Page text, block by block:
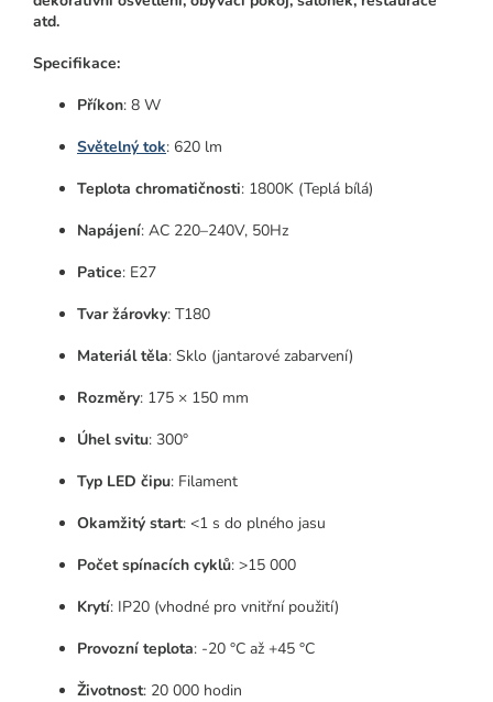
atd.
Specifikace:
Příkon: 8 W
Světelný tok: 620 lm
Teplota chromatičnosti: 1800K (Teplá bílá)
Napájení: AC 220–240V, 50Hz
Patice: E27
Tvar žárovky: T180
Materiál těla: Sklo (jantarové zabarvení)
Rozměry: 175 × 150 mm
Úhel svitu: 300°
Typ LED čipu: Filament
Okamžitý start: <1 s do plného jasu
Počet spínacích cyklů: >15 000
Krytí: IP20 (vhodné pro vnitřní použití)
Provozní teplota: -20 °C až +45 °C
Životnost: 20 000 hodin